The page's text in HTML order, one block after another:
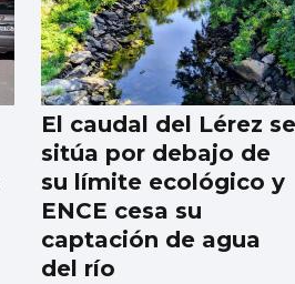
El caudal del Lérez se
sitúa por debajo de
su límite ecológico y
ENCE cesa su
captación de agua
del río